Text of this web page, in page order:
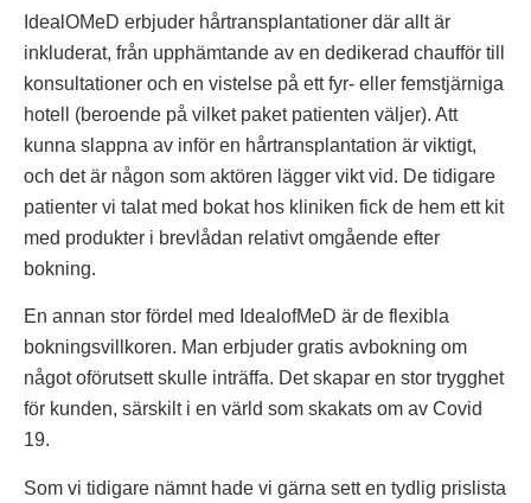
IdealOMeD erbjuder hårtransplantationer där allt är
inkluderat, från upphämtande av en dedikerad chaufför till
konsultationer och en vistelse på ett fyr- eller femstjärniga
hotell (beroende på vilket paket patienten väljer). Att
kunna slappna av inför en hårtransplantation är viktigt,
och det är någon som aktören lägger vikt vid. De tidigare
patienter vi talat med bokat hos kliniken fick de hem ett kit
med produkter i brevlådan relativt omgående efter
bokning.
En annan stor fördel med IdealofMeD är de flexibla
bokningsvillkoren. Man erbjuder gratis avbokning om
något oförutsett skulle inträffa. Det skapar en stor trygghet
för kunden, särskilt i en värld som skakats om av Covid
19.
Som vi tidigare nämnt hade vi gärna sett en tydlig prislista